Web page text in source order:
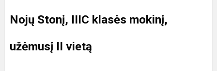
Nojų Stonį, IIIC klasės mokinį,
užėmusį II vietą